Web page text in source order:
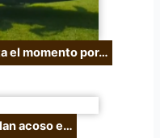
el momento por…
acoso e…